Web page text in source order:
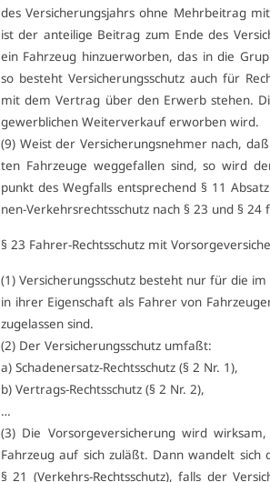
des Ver­si­che­rungs­jahrs oh­ne Mehr­bei­trag
ist der an­tei­li­ge Bei­trag zum En­de des
ein Fahr­zeug hin­zu­er­wor­ben, das in die
so be­steht Ver­si­che­rungs­schutz auch für
mit dem Ver­trag über den Er­werb ste­hen.
ge­werb­li­chen Wei­ter­ver­kauf er­wor­ben wird.
(9) Weist der Ver­si­che­rungs­neh­mer nach,
ten Fahr­zeu­ge weg­ge­fal­len sind, so wird
punkt des Weg­falls ent­spre­chend § 11
nen-Ver­kehrs­rechts­schutz nach § 23 und §
§ 23 Fah­rer-Rechts­schutz mit
(1) Ver­si­che­rungs­schutz be­steht nur für die
in ih­rer Ei­gen­schaft als Fah­rer von
zu­ge­las­sen sind.
(2) Der Ver­si­che­rungs­schutz um­faßt:
a) Scha­den­er­satz-Rechts­schutz (§ 2 Nr. 1),
b) Ver­trags-Rechts­schutz (§ 2 Nr. 2),
…
(3) Die Vor­sor­ge­ver­si­che­rung wird
Fahr­zeug auf sich zu­läßt. Dann wan­delt
§ 21 (Ver­kehrs-Rechts­schutz), falls der